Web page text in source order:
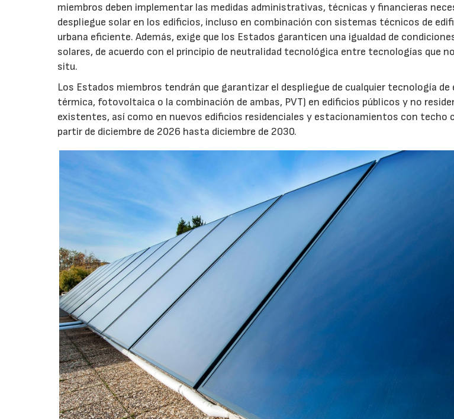
miembros deben implementar las medidas administrativas, técnicas y financieras
despliegue solar en los edificios, incluso en combinación con sistemas técnicos de
urbana eficiente. Además, exige que los Estados garanticen una igualdad de
solares, de acuerdo con el principio de neutralidad tecnológica entre tecnologías que
situ.
Los Estados miembros tendrán que garantizar el despliegue de cualquier tecnología de
térmica, fotovoltaica o la combinación de ambas, PVT) en edificios públicos y no
existentes, así como en nuevos edificios residenciales y estacionamientos con techo
partir de diciembre de 2026 hasta diciembre de 2030.